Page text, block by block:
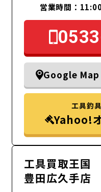
営業時間：
Google Map
工具釣
Yahoo!
工具買取王国
豊田広久手店